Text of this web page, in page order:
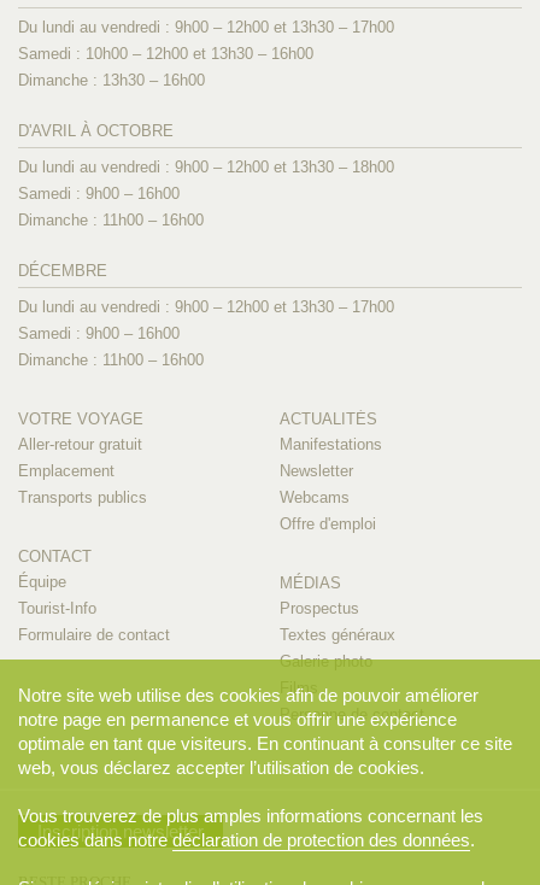
Du lundi au vendredi : 9h00 – 12h00 et 13h30 – 17h00
Samedi : 10h00 – 12h00 et 13h30 – 16h00
Dimanche : 13h30 – 16h00
D'AVRIL À OCTOBRE
Du lundi au vendredi : 9h00 – 12h00 et 13h30 – 18h00
Samedi : 9h00 – 16h00
Dimanche : 11h00 – 16h00
DÉCEMBRE
Du lundi au vendredi : 9h00 – 12h00 et 13h30 – 17h00
Samedi : 9h00 – 16h00
Dimanche : 11h00 – 16h00
VOTRE VOYAGE
Aller-retour gratuit
Emplacement
Transports publics
CONTACT
Équipe
Tourist-Info
Formulaire de contact
ACTUALITÉS
Manifestations
Newsletter
Webcams
Offre d'emploi
MÉDIAS
Prospectus
Textes généraux
Galerie photo
Films
Personne de contact
Inscription newsletter
Notre site web utilise des cookies afin de pouvoir améliorer
notre page en permanence et vous offrir une expérience
optimale en tant que visiteurs. En continuant à consulter ce site
web, vous déclarez accepter l’utilisation de cookies.
Vous trouverez de plus amples informations concernant les
cookies dans notredéclaration de protection des données.